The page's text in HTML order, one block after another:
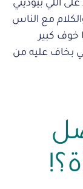
اللي بيؤذيني
مع الناس
خوف كبير
بخاف عليه من